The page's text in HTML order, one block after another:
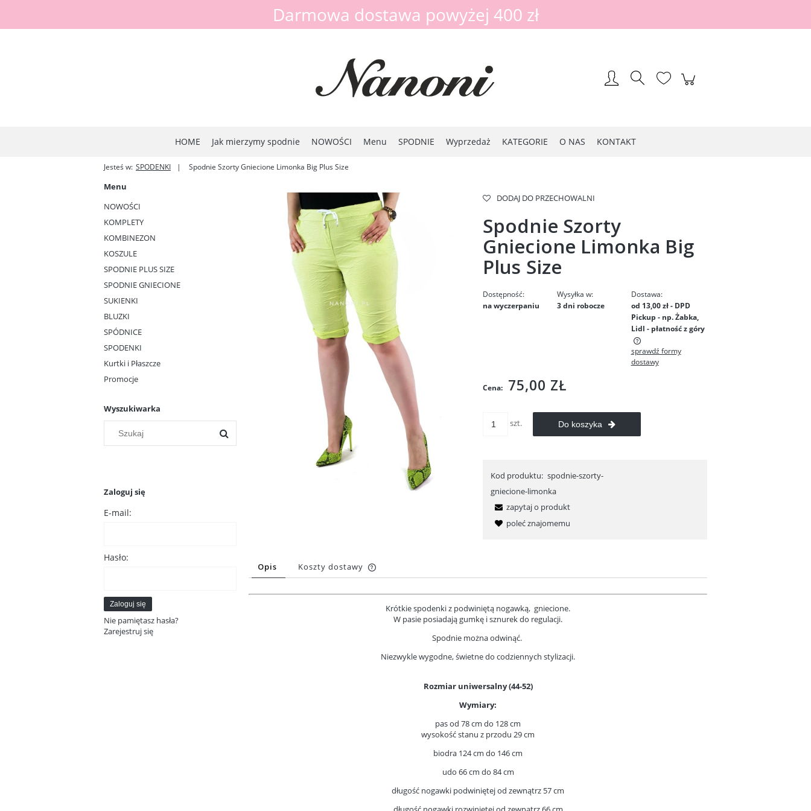
Darmowa dostawa powyżej 400 zł
HOME Jak mierzymy spodnie NOWOŚCI Menu SPODNIE Wyprzedaż KATEGORIE O NAS KONTAKT
Jesteś w: SPODENKI Spodnie Szorty Gniecione Limonka Big Plus Size
Menu
NOWOŚCI
KOMPLETY
KOMBINEZON
KOSZULE
SPODNIE PLUS SIZE
SPODNIE GNIECIONE
SUKIENKI
BLUZKI
SPÓDNICE
SPODENKI
Kurtki i Płaszcze
Promocje
Wyszukiwarka
Zaloguj się
E-mail:
Hasło:
Zaloguj się
Nie pamiętasz hasła?
Zarejestruj się
DODAJ DO PRZECHOWALNI
Spodnie Szorty
Gniecione Limonka Big
Plus Size
Dostępność:
na wyczerpaniu
Wysyłka w:
3 dni robocze
Dostawa:
od 13,00 zł - DPD
Pickup - np. Żabka,
Lidl - płatność z góry
kosztów płatności
sprawdź formy
dostawy
Cena: 75,00 ZŁ
szt. Do koszyka
Kod produktu: spodnie-szorty-
gniecione-limonka
zapytaj o produkt
poleć znajomemu
Opis Koszty dostawy
kosztów płatności
Krótkie spodenki z podwiniętą nogawką, gniecione.
W pasie posiadają gumkę i sznurek do regulacji.
Spodnie można odwinąć.
Niezwykle wygodne, świetne do codziennych stylizacji.
Rozmiar uniwersalny (44-52)
Wymiary:
pas od 78 cm do 128 cm
wysokość stanu z przodu 29 cm
biodra 124 cm do 146 cm
udo 66 cm do 84 cm
długość nogawki podwiniętej od zewnątrz 57 cm